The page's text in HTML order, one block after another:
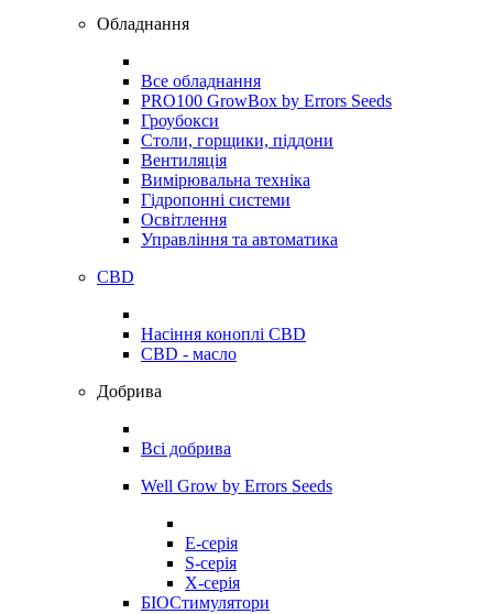
Обладнання
Все обладнання
PRO100 GrowBox by Errors Seeds
Гроубокси
Столи, горщики, піддони
Вентиляція
Вимірювальна техніка
Гідропонні системи
Освітлення
Управління та автоматика
CBD
Насіння коноплі CBD
CBD - масло
Добрива
Всі добрива
Well Grow by Errors Seeds
E-серія
S-серія
X-серія
БІОСтимулятори